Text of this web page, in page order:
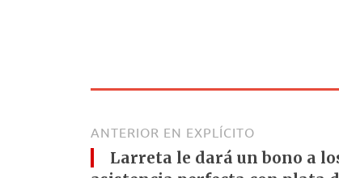
ANTERIOR EN EXPLÍCITO
Larreta le dará un bono a